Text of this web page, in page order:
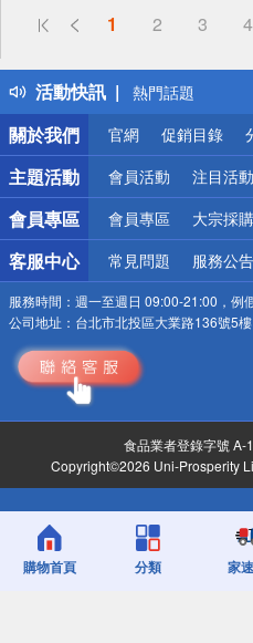
1 2 3 4
活動快訊
偏遠地區配送
得獎公告
熱門話題
銀行優惠
偏遠地區配送
詐騙網頁！請小
關於我們
官網 促銷目錄
主題活動 會員活動 注目活動
會員專區 會員專區 大宗採購
客服中心 常見問題 服務公告
服務時間： 週一至週日 09:00-21:00，例
公司地址： 台北市北投區大業路136號5
食品業者登錄字號
Copyright©2026 Uni-Prosperity
購物首頁 分類 家